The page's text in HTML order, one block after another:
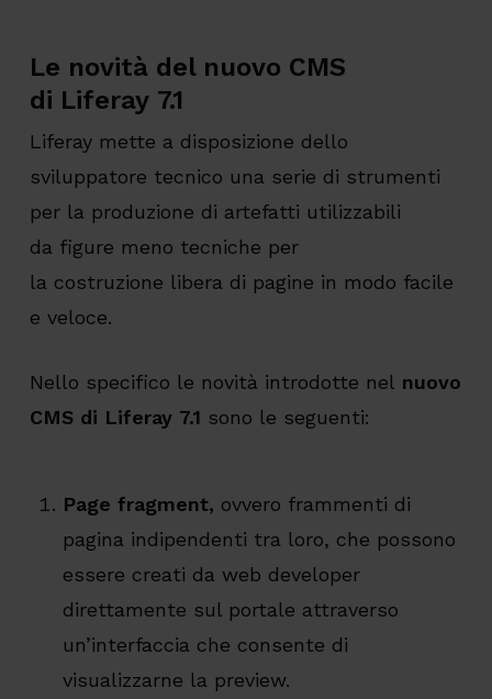
Le novità del nuovo CMS
di Liferay7.1
Liferay mette a disposizione dello
sviluppatore tecnico una serie di strumenti
per la produzione di artefatti utilizzabili
da figure meno tecniche per
la costruzione libera di pagine in modo facile
e veloce.
Nello specifico le novità introdotte nel nuovo
CMS di Liferay 7.1 sono le seguenti:
Page fragment, ovvero frammenti di
pagina indipendenti tra loro, che possono
essere creati da web developer
direttamente sul portale attraverso
un’interfaccia che consente di
visualizzarne la preview.